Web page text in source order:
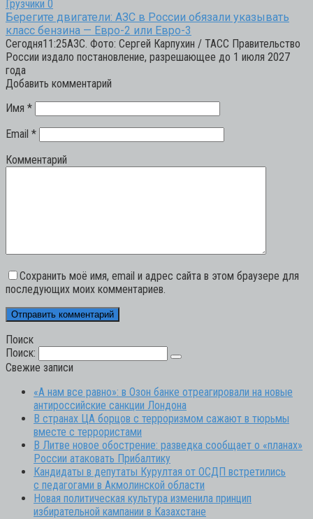
Грузчики 0
Берегите двигатели: АЗС в России обязали указывать
класс бензина — Евро-2 или Евро-3
Сегодня11:25АЗС. Фото: Сергей Карпухин / ТАСС Правительство
России издало постановление, разрешающее до 1 июля 2027
года
Добавить комментарий
Имя *
Email *
Комментарий
Сохранить моё имя, email и адрес сайта в этом браузере для
последующих моих комментариев.
Поиск
Поиск:
Свежие записи
«А нам все равно»: в Озон банке отреагировали на новые
антироссийские санкции Лондона
В странах ЦА борцов с терроризмом сажают в тюрьмы
вместе с террористами
В Литве новое обострение: разведка сообщает о «планах»
России атаковать Прибалтику
Кандидаты в депутаты Курултая от ОСДП встретились
с педагогами в Акмолинской области
Новая политическая культура изменила принцип
избирательной кампании в Казахстане